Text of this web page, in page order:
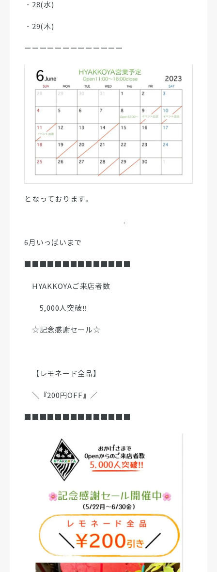
・28(水)
・29(木)
ーーーーーーーーーーーーー
となっております。
.
6月いっぱいまで
HYAKKOYAご来店者数
5,000人突破‼︎
☆記念感謝セール☆
【レモネード全品】
＼『200円OFF』／